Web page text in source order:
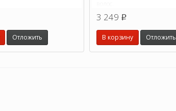
Отложить
3 249 p
В корзину Отложить